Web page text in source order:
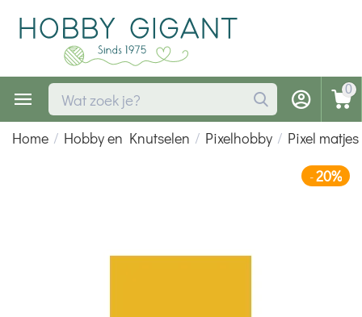
0
Home / Hobby en Knutselen / Pixelhobby / Pixel matjes
-20%